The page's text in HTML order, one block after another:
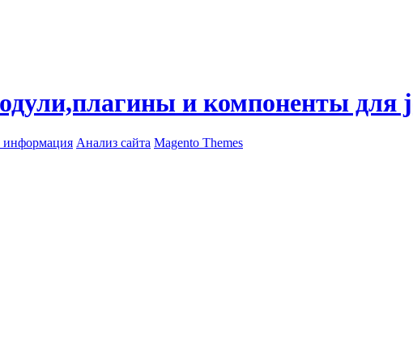
и компоненты для
информация Анализ сайта Magento Themes